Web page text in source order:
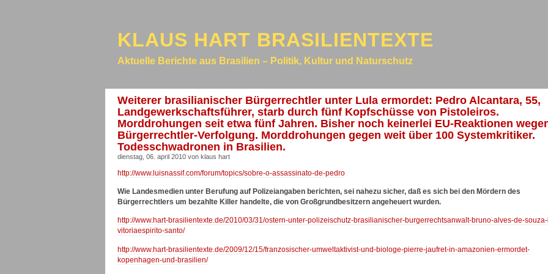
KLAUS HART BRASILIENTEXTE
Aktuelle Berichte aus Brasilien – Politik, Kultur und Naturschutz
Weiterer brasilianischer Bürgerrechtler unter Lula ermordet: Pedro Alcantara, 55,
Landgewerkschaftsführer, starb durch fünf Kopfschüsse von Pistoleiros.
Morddrohungen seit etwa fünf Jahren. Bisher noch keinerlei EU-Reaktionen
Bürgerrechtler-Verfolgung. Morddrohungen gegen weit über 100 Systemkritiker.
Todesschwadronen in Brasilien.
dienstag, 06. april 2010 von klaus hart
http://www.luisnassif.com/forum/topics/sobre-o-assassinato-de-pedro
Wie Landesmedien unter Berufung auf Polizeiangaben berichten, sei nahezu sicher, daß es sich bei den Mördern des
Bürgerrechtlers um bezahlte Killer handelte, die von Großgrundbesitzern angeheuert wurden.
http://www.hart-brasilientexte.de/2010/03/31/ostern-unter-polizeischutz-brasilianischer-burgerrechtsanwalt-bruno-alves-de-
vitoriaespirito-santo/
http://www.hart-brasilientexte.de/2009/12/15/franzosischer-umweltaktivist-und-biologe-pierre-jaufret-in-amazonien-ermordet-
kopenhagen-und-brasilien/